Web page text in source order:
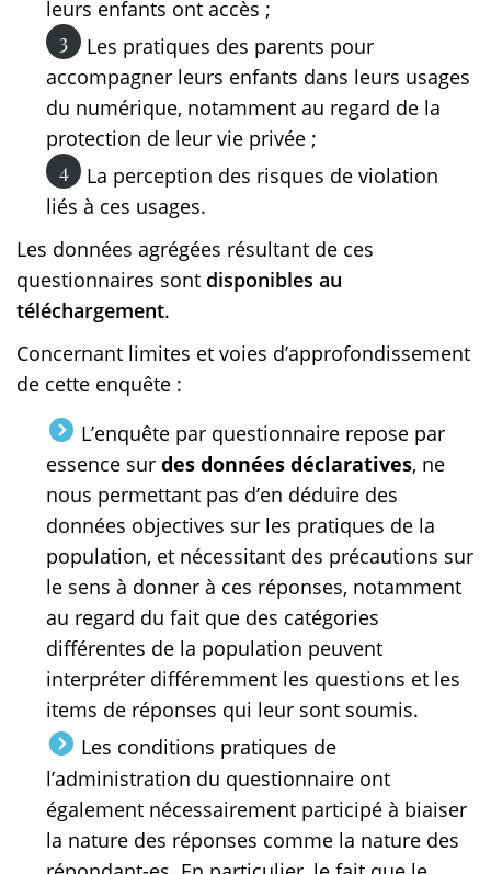
leurs enfants ont accès ;
Les pratiques des parents pour
accompagner leurs enfants dans leurs usages
du numérique, notamment au regard de la
protection de leur vie privée ;
La perception des risques de violation
liés à ces usages.
Les données agrégées résultant de ces
questionnaires sont disponibles au
téléchargement.
Concernant limites et voies d’approfondissement
de cette enquête :
L’enquête par questionnaire repose par
essence sur des données déclaratives, ne
nous permettant pas d’en déduire des
données objectives sur les pratiques de la
population, et nécessitant des précautions sur
le sens à donner à ces réponses, notamment
au regard du fait que des catégories
différentes de la population peuvent
interpréter différemment les questions et les
items de réponses qui leur sont soumis.
Les conditions pratiques de
l’administration du questionnaire ont
également nécessairement participé à biaiser
la nature des réponses comme la nature des